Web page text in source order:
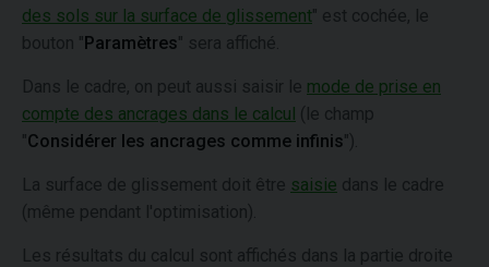
des sols sur la surface de glissement" est cochée, le
bouton "Paramètres" sera affiché.
Dans le cadre, on peut aussi saisir le mode de prise en
compte des ancrages dans le calcul (le champ
"Considérer les ancrages comme infinis").
La surface de glissement doit être saisie dans le cadre
(même pendant l'optimisation).
Les résultats du calcul sont affichés dans la partie droite